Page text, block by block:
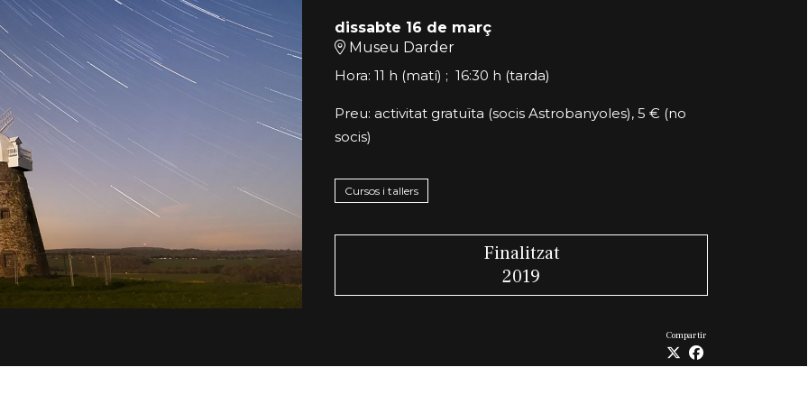
dissabte 16 de març
Museu Darder
Hora: 11 h (matí) ; 16:30 h (tarda)
Preu: activitat gratuïta (socis Astrobanyoles), 5 € (no
socis)
Cursos i tallers
Finalitzat
2019
Compartir